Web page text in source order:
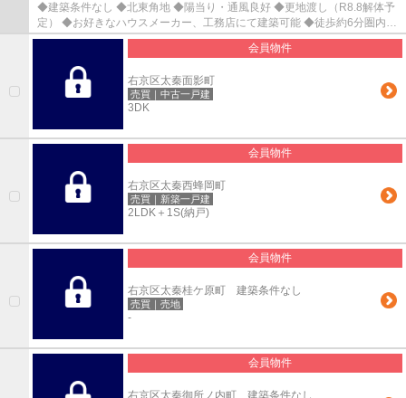
◆建築条件なし ◆北東角地 ◆陽当り・通風良好 ◆更地渡し（R8.8解体予
定） ◆お好きなハウスメーカー、工務店にて建築可能 ◆徒歩約6分圏内に
スーパー、コンビニ、ドラッグストアあり
会員物件
右京区太秦面影町
売買｜中古一戸建
3DK
会員物件
右京区太秦西蜂岡町
売買｜新築一戸建
2LDK＋1S(納戸)
会員物件
右京区太秦桂ケ原町 建築条件なし
売買｜売地
-
会員物件
右京区太秦御所ノ内町 建築条件なし